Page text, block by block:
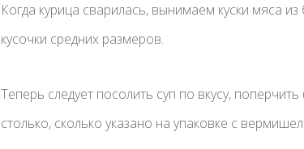
Когда курица сварилась, вынимаем куски мяса
кусочки средних размеров.
Теперь следует посолить суп по вкусу,
столько, сколько указано на упаковке с